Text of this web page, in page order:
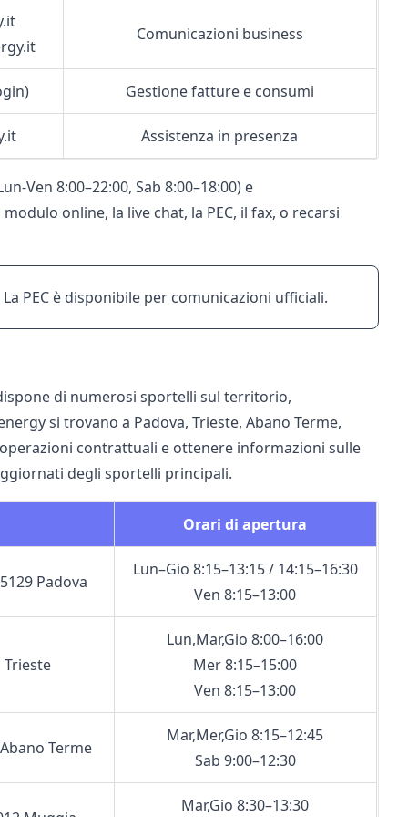
Comunicazioni business
Gestione fatture e consumi
Assistenza in presenza
8:00–22:00, Sab 8:00–18:00) e
online, la live chat, la PEC, il fax, o recarsi
PEC è disponibile per comunicazioni ufficiali.
di numerosi sportelli sul territorio,
si trovano a Padova, Trieste, Abano Terme,
contrattuali e ottenere informazioni sulle
degli sportelli principali.
Orari di apertura
Padova
Lun–Gio 8:15–13:15 / 14:15–16:30
Ven 8:15–13:00
Trieste
Lun,Mar,Gio 8:00–16:00
Mer 8:15–15:00
Ven 8:15–13:00
Terme
Mar,Mer,Gio 8:15–12:45
Sab 9:00–12:30
Mar,Gio 8:30–13:30